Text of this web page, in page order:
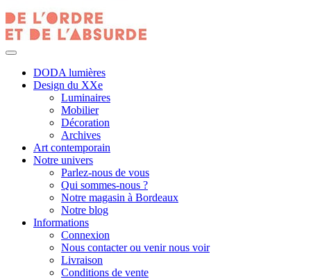
DODA lumières
Design du XXe
Luminaires
Mobilier
Décoration
Archives
Art contemporain
Notre univers
Parlez-nous de vous
Qui sommes-nous ?
Notre magasin à Bordeaux
Notre blog
Informations
Connexion
Nous contacter ou venir nous voir
Livraison
Conditions de vente